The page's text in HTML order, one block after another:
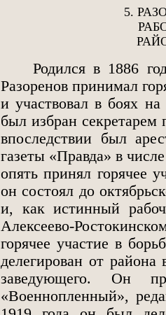
5.
Родился в 1886
Разоренов принимал
и участвовал в боях
был избран секретарем
впоследствии был
газеты «Правда» в
опять принял горячее
он состоял до
и, как истинный
Алексеево-
горячее участие в
делегирован от
заведующего. Он
«Военнопленный»,